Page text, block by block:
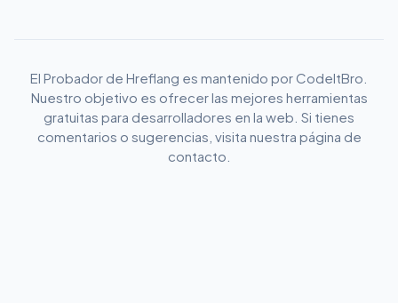
El Probador de Hreflang es mantenido por CodeItBro.
Nuestro objetivo es ofrecer las mejores herramientas
gratuitas para desarrolladores en la web. Si tienes
comentarios o sugerencias, visita nuestra página de
contacto.